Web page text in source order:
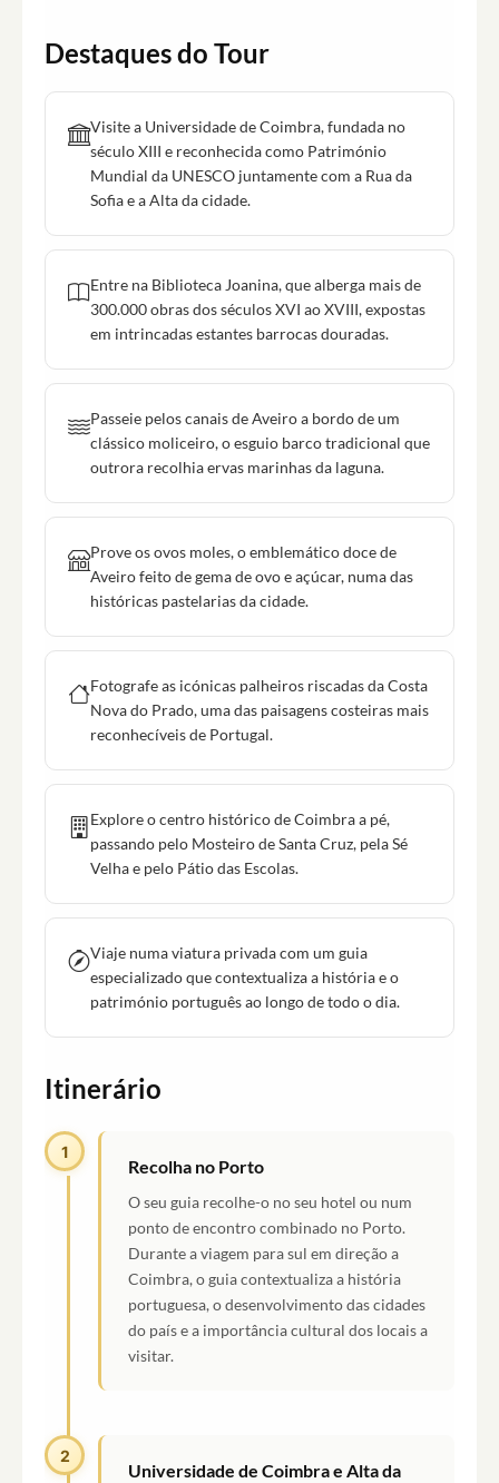
Destaques do Tour
Visite a Universidade de Coimbra, fundada no
século XIII e reconhecida como Património
Mundial da UNESCO juntamente com a Rua da
Sofia e a Alta da cidade.
Entre na Biblioteca Joanina, que alberga mais de
300.000 obras dos séculos XVI ao XVIII, expostas
em intrincadas estantes barrocas douradas.
Passeie pelos canais de Aveiro a bordo de um
clássico moliceiro, o esguio barco tradicional que
outrora recolhia ervas marinhas da laguna.
Prove os ovos moles, o emblemático doce de
Aveiro feito de gema de ovo e açúcar, numa das
históricas pastelarias da cidade.
Fotografe as icónicas palheiros riscadas da Costa
Nova do Prado, uma das paisagens costeiras mais
reconhecíveis de Portugal.
Explore o centro histórico de Coimbra a pé,
passando pelo Mosteiro de Santa Cruz, pela Sé
Velha e pelo Pátio das Escolas.
Viaje numa viatura privada com um guia
especializado que contextualiza a história e o
património português ao longo de todo o dia.
Itinerário
1
Recolha no Porto
O seu guia recolhe-o no seu hotel ou num
ponto de encontro combinado no Porto.
Durante a viagem para sul em direção a
Coimbra, o guia contextualiza a história
portuguesa, o desenvolvimento das cidades
do país e a importância cultural dos locais a
visitar.
2
Universidade de Coimbra e Alta da